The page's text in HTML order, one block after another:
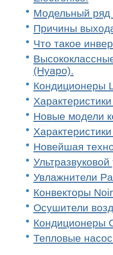
Модельный ряд
Причины
Что такое
(Нуаро).
Кондиционеры
Новые модели
Новейшая
Увлажнители
Конвекторы
Осушители
Кондиционеры
Тепловые